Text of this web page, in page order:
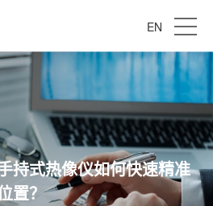
EN
持式热像仪如何快速精准
置？